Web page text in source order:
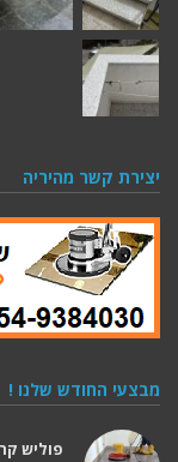
יצירת קשר מהיריה
מבצעי החודש שלנו !
פוליש